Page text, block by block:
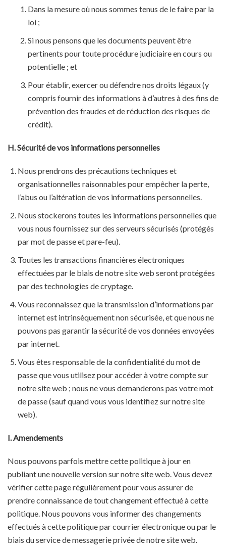
Dans la mesure où nous sommes tenus de le faire par la
loi ;
Si nous pensons que les documents peuvent être
pertinents pour toute procédure judiciaire en cours ou
potentielle ; et
Pour établir, exercer ou défendre nos droits légaux (y
compris fournir des informations à d’autres à des fins de
prévention des fraudes et de réduction des risques de
crédit).
H. Sécurité de vos informations personnelles
Nous prendrons des précautions techniques et
organisationnelles raisonnables pour empêcher la perte,
l’abus ou l’altération de vos informations personnelles.
Nous stockerons toutes les informations personnelles que
vous nous fournissez sur des serveurs sécurisés (protégés
par mot de passe et pare-feu).
Toutes les transactions financières électroniques
effectuées par le biais de notre site web seront protégées
par des technologies de cryptage.
Vous reconnaissez que la transmission d’informations par
internet est intrinsèquement non sécurisée, et que nous ne
pouvons pas garantir la sécurité de vos données envoyées
par internet.
Vous êtes responsable de la confidentialité du mot de
passe que vous utilisez pour accéder à votre compte sur
notre site web ; nous ne vous demanderons pas votre mot
de passe (sauf quand vous vous identifiez sur notre site
web).
I. Amendements
Nous pouvons parfois mettre cette politique à jour en
publiant une nouvelle version sur notre site web. Vous devez
vérifier cette page régulièrement pour vous assurer de
prendre connaissance de tout changement effectué à cette
politique. Nous pouvons vous informer des changements
effectués à cette politique par courrier électronique ou par le
biais du service de messagerie privée de notre site web.